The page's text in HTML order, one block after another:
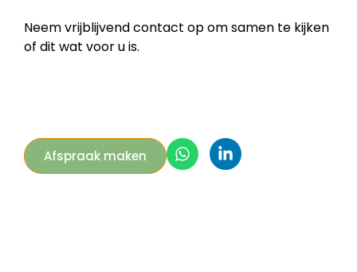
Neem vrijblijvend contact op om samen te kijken
of dit wat voor u is.
Afspraak maken